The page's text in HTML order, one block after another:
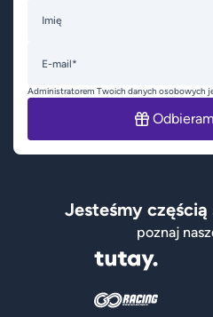
Imię
E-mail*
Administratorem Twoich danych osobowych
Jesteśmy częścią
poznaj